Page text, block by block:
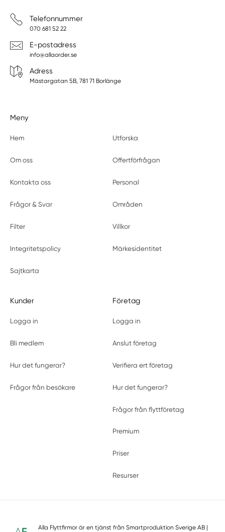
Telefonnummer
070 681 52 22
E-postadress
info@allaorder.se
Adress
Mästargatan 5B, 781 71 Borlänge
Meny
Hem Utforska
Om oss Offertförfrågan
Kontakta oss Personal
Frågor & Svar Områden
Filter Villkor
Integritetspolicy Märkesidentitet
Sajtkarta
Kunder
Logga in
Bli medlem
Hur det fungerar?
Frågor från besökare
Företag
Logga in
Anslut företag
Verifiera ert företag
Hur det fungerar?
Frågor från flyttföretag
Premium
Priser
Resurser
Alla Flyttfirmor är en tjänst frånSmartproduktion Sverige AB |